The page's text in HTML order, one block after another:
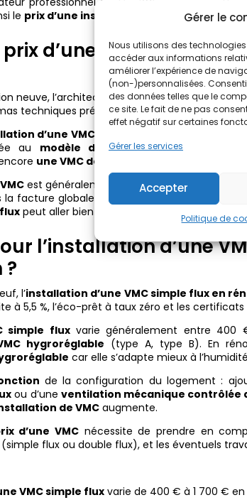
Gérer le
Nous utilisons des
accéder aux informations
améliorer l’expérience de
(non-)personnalisées.
des données telles que le
ce site. Le fait de ne pas
effet négatif sur certaines
Gérer les services
Accepter
Politique de
le prix d’une installation de VMC.
d’une VMC simple
neuve, l’architecte définit en amont letype
techniques prévus pour lapose d’une VMC
d’une VMC
au modèle de VMCchoisi :
une VMC double flux
est généralement assurée par l’entreprise
facture globale. Cependant, l’installation d’une
peut aller bien au-delà de 2 500 €.
l’installation d’une
l’installation d’une VMC simple flux en
à 5,5 %, l’éco-prêt à taux zéro et les certificats
simple fluxvarie généralement entre 400
hygroréglable (type A, type B). En
car elle s’adapte mieux à
de la configuration du logement :
ou d’une ventilation mécanique contrôlée
de VMC augmente.
d’une VMCnécessite de prendre en
flux ou double flux), et les éventuels
VMC simple fluxvarie de 400 € à 1 700 €